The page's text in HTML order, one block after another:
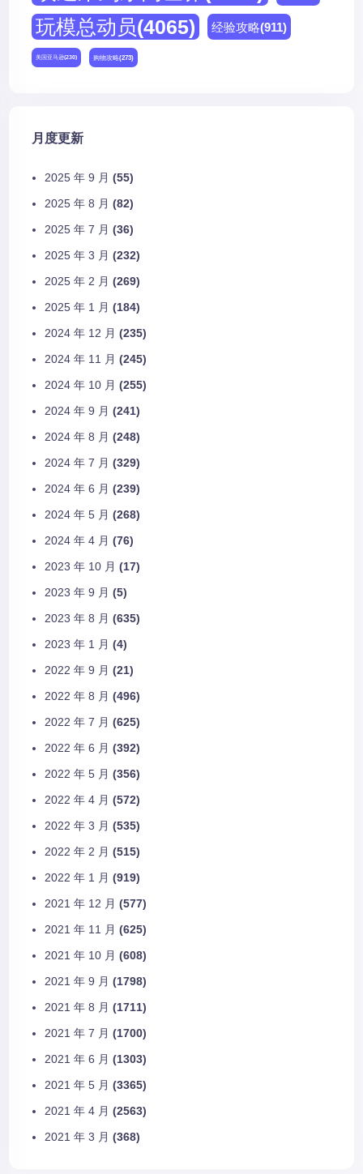
玩模总动员(4065) 经验攻略(911)
美国亚马逊(230) 购物攻略(273)
月度更新
2025 年 9 月 (55)
2025 年 8 月 (82)
2025 年 7 月 (36)
2025 年 3 月 (232)
2025 年 2 月 (269)
2025 年 1 月 (184)
2024 年 12 月 (235)
2024 年 11 月 (245)
2024 年 10 月 (255)
2024 年 9 月 (241)
2024 年 8 月 (248)
2024 年 7 月 (329)
2024 年 6 月 (239)
2024 年 5 月 (268)
2024 年 4 月 (76)
2023 年 10 月 (17)
2023 年 9 月 (5)
2023 年 8 月 (635)
2023 年 1 月 (4)
2022 年 9 月 (21)
2022 年 8 月 (496)
2022 年 7 月 (625)
2022 年 6 月 (392)
2022 年 5 月 (356)
2022 年 4 月 (572)
2022 年 3 月 (535)
2022 年 2 月 (515)
2022 年 1 月 (919)
2021 年 12 月 (577)
2021 年 11 月 (625)
2021 年 10 月 (608)
2021 年 9 月 (1798)
2021 年 8 月 (1711)
2021 年 7 月 (1700)
2021 年 6 月 (1303)
2021 年 5 月 (3365)
2021 年 4 月 (2563)
2021 年 3 月 (368)